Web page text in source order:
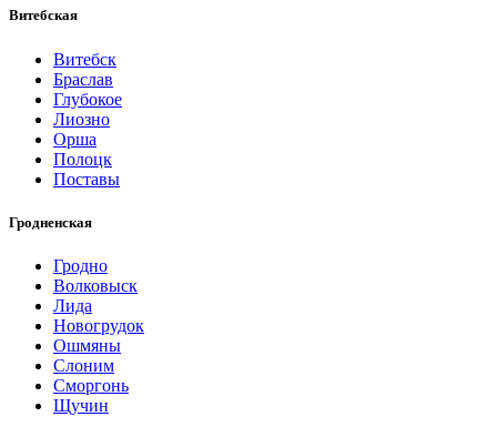
Витебская
Витебск
Браслав
Глубокое
Лиозно
Орша
Полоцк
Поставы
Гродненская
Гродно
Волковыск
Лида
Новогрудок
Ошмяны
Слоним
Сморгонь
Щучин